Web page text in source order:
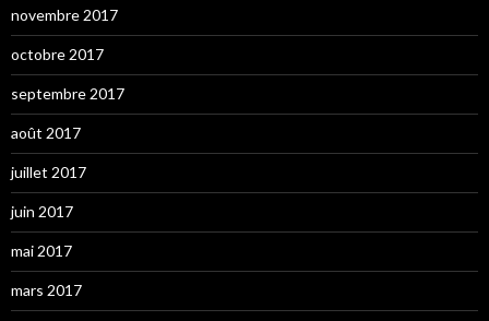
novembre 2017
octobre 2017
septembre 2017
août 2017
juillet 2017
juin 2017
mai 2017
mars 2017